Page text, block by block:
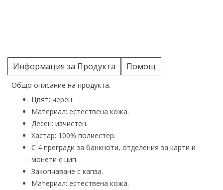
Информация за Продукта Помощ
Общо описание на продукта.
Цвят: черен.
Материал: естествена кожа.
Десен: изчистен.
Хастар: 100% полиестер.
С 4 прегради за банкноти, отделения за карти и
монети с цип.
Закопчаване с капза.
Материал: естествена кожа.